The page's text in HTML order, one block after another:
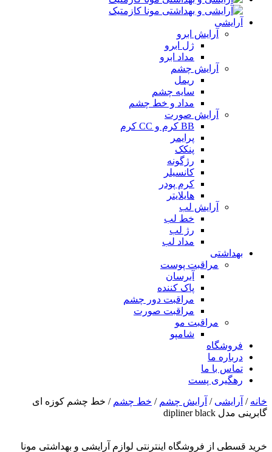
آرایشی
آرایش ابرو
ژل ابرو
مداد ابرو
آرایش چشم
ریمل
سایه چشم
مداد و خط چشم
آرایش صورت
BB کرم و CC کرم
پرایمر
پنکک
رژگونه
کانسیلر
کرم پودر
هایلایتر
آرایش لب
خط لب
رژ لب
مداد لب
بهداشتی
مراقبت پوست
آبرسان
پاک کننده
مراقبت دور چشم
مراقبت صورت
مراقبت مو
شامپو
فروشگاه
درباره ما
تماس با ما
رهگیری پست
خانه / آرایشی / آرایش چشم / خط چشم / خط چشم کوزه ای
گابرینی مدل dipliner black
خرید قسطی از فروشگاه اینترنتی لوازم آرایشی و بهداشتی مونا